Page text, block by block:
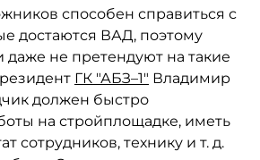
способен справиться с
достаются ВАД, поэтому
даже не претендуют на такие
ГК "АБЗ–1" Владимир
должен быстро
на стройплощадке, иметь
сотрудников, технику и т. д.